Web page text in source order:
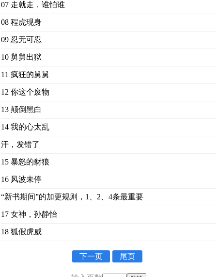
07 走就走，谁怕谁
08 程虎现身
09 忍无可忍
10 舅舅出狱
11 疯狂的舅舅
12 你这个废物
13 颠倒黑白
14 我的心太乱
汗，发错了
15 暴怒的豺狼
16 风波未停
“新书期间”的加更规则，1、2、4条最重要
17 女神，孙静怡
18 狐假虎威
下一页 尾页